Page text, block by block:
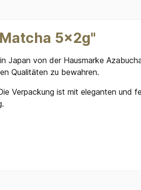
5x2g"
Japan von der Hausmarke
Qualitäten zu bewahren.
Verpackung ist mit eleganten und